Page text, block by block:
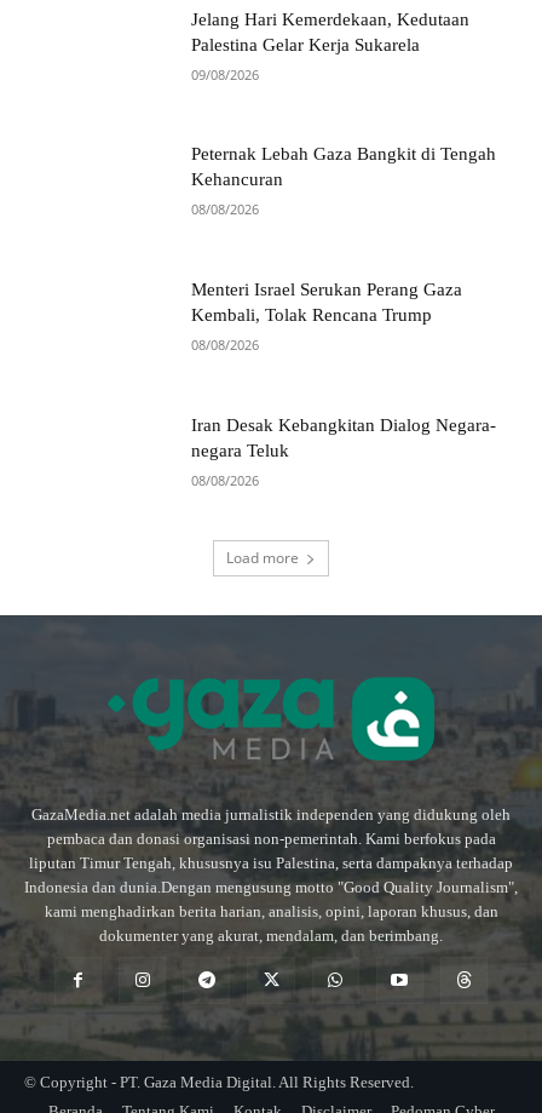
Jelang Hari Kemerdekaan, Kedutaan
Palestina Gelar Kerja Sukarela
09/08/2026
Peternak Lebah Gaza Bangkit di Tengah
Kehancuran
08/08/2026
Menteri Israel Serukan Perang Gaza
Kembali, Tolak Rencana Trump
08/08/2026
Iran Desak Kebangkitan Dialog Negara-
negara Teluk
08/08/2026
Load more
GazaMedia.net adalah media jurnalistik independen yang didukung oleh
pembaca dan donasi organisasi non-pemerintah. Kami berfokus pada
liputan Timur Tengah, khususnya isu Palestina, serta dampaknya terhadap
Indonesia dan dunia.Dengan mengusung motto "Good Quality Journalism",
kami menghadirkan berita harian, analisis, opini, laporan khusus, dan
dokumenter yang akurat, mendalam, dan berimbang.
© Copyright - PT. Gaza Media Digital. All Rights Reserved.